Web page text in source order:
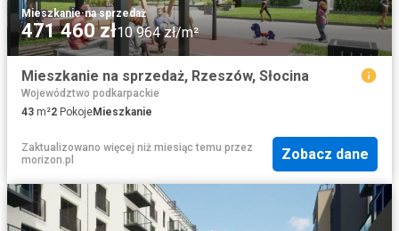
Mieszkanie·na sprzedaż
471 460 zł10 964 zł/m²
Mieszkanie na sprzedaż, Rzeszów, Słocina
Województwo podkarpackie
43 m²2 PokojeMieszkanie
Zaktualizowano więcej niż miesiąc temu przez
morizon.pl
Zobacz dane